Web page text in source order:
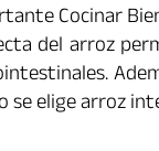
Cocinar
del arroz
se elige arroz